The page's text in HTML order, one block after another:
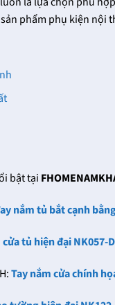
phẩm phụ kiện nội
bật tại
nắm tủ bắt cạnh
tủ hiện đại NK057-D
Tay nắm cửa chính